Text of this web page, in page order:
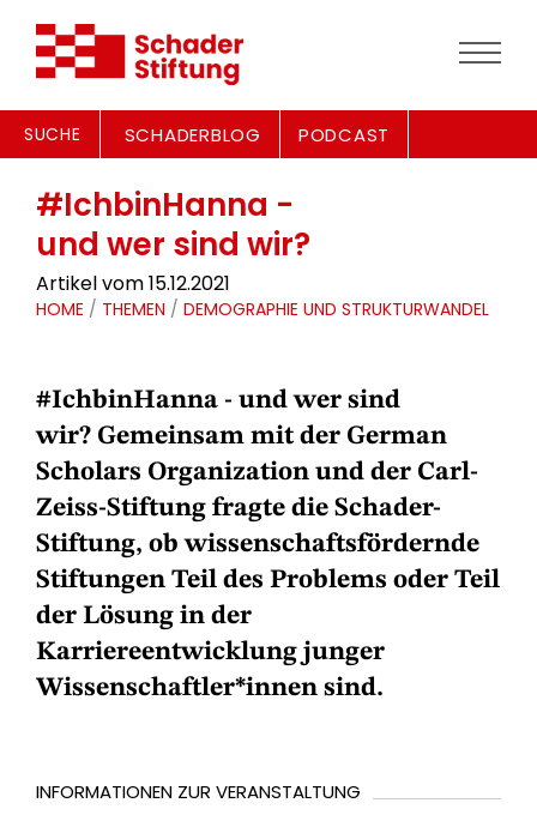
SUCHE SCHADERBLOG PODCAST
#IchbinHanna -
und wer sind wir?
Artikel vom 15.12.2021
HOME / THEMEN / DEMOGRAPHIE UND STRUKTURWANDEL
#IchbinHanna - und wer sind
wir? Gemeinsam mit der German
Scholars Organization und der Carl-
Zeiss-Stiftung fragte die Schader-
Stiftung, ob wissenschaftsfördernde
Stiftungen Teil des Problems oder Teil
der Lösung in der
Karriereentwicklung junger
Wissenschaftler*innen sind.
INFORMATIONEN ZUR VERANSTALTUNG